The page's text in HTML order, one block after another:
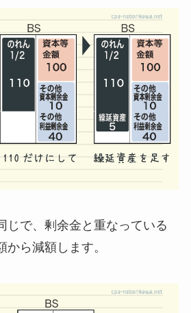
じで、剰余金と重なっている
から減額します。